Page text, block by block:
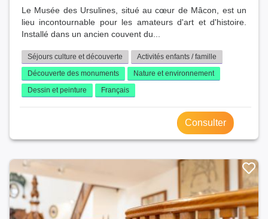
Le Musée des Ursulines, situé au cœur de Mâcon, est un
lieu incontournable pour les amateurs d'art et d'histoire.
Installé dans un ancien couvent du...
Séjours culture et découverte
Activités enfants / famille
Découverte des monuments
Nature et environnement
Dessin et peinture
Français
Consulter